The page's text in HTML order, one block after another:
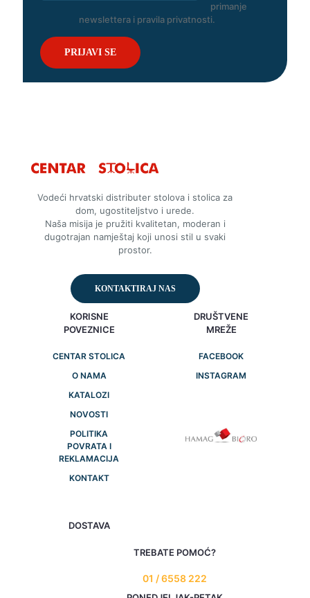
primanje
newslettera i pravila privatnosti.
Vodeći hrvatski distributer stolova i stolica za
dom, ugostiteljstvo i urede.
Naša misija je pružiti kvalitetan, moderan i
dugotrajan namještaj koji unosi stil u svaki
prostor.
KONTAKTIRAJ NAS
KORISNE
POVEZNICE
CENTAR STOLICA
O NAMA
KATALOZI
NOVOSTI
POLITIKA
POVRATA I
REKLAMACIJA
KONTAKT
DOSTAVA
DRUŠTVENE
MREŽE
FACEBOOK
INSTAGRAM
TREBATE POMOĆ?
01 / 6558 222